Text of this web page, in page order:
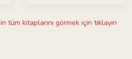
tüm kitaplarını görmek için tıklayın